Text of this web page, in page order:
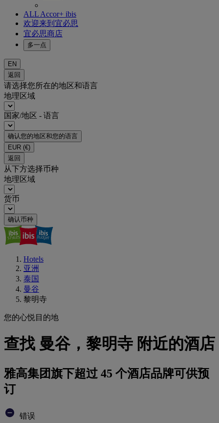
ALL Accor+ ibis
欢迎来到宜必思
宜必思商店
多一点
EN
返回
请选择您所在的地区和语言
地理区域
国家/地区 - 语言
确认您的地区和您的语言
EUR (€)
返回
从下方选择币种
地理区域
货币
确认币种
Hotels
亚洲
泰国
曼谷
黎明寺
您的心悦目的地
查找 曼谷，黎明寺 附近的酒店
雅高集团旗下超过 45 个酒店品牌可供预
订
错误